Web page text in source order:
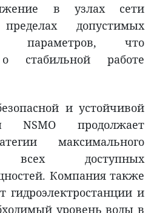
в узлах сети
допустимых
параметров, что
о стабильной работе
и устойчивой
NSMO продолжает
максимального
всех доступных
Компания также
гидроэлектростанции и
уровень воды в